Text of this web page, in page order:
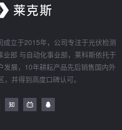
成立于2015年，公司专注于光伏检测
部 与自动化事业部，莱科斯依托于
发展，10年耕耘产品先后销售国内外
并得到高度口碑认可。